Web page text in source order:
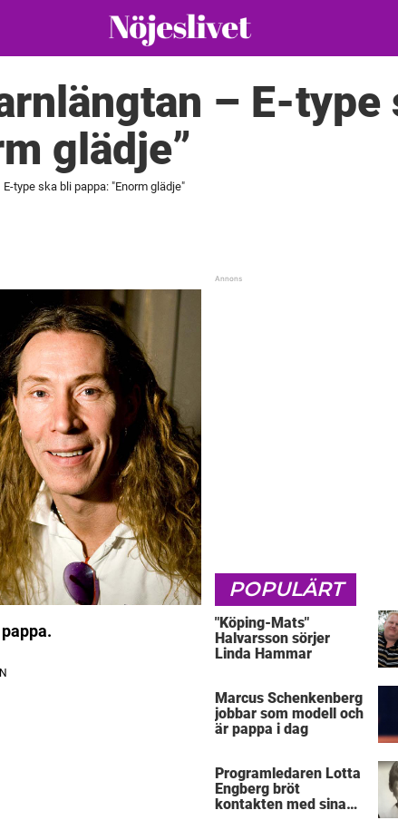
– E-type
glädje”
type ska bli pappa: "Enorm glädje"
POPULÄRT
"Köping-Mats"
Halvarsson sörjer
Linda Hammar
Marcus Schenkenberg
jobbar som modell och
är pappa i dag
Programledaren Lotta
Engberg bröt
kontakten med sina